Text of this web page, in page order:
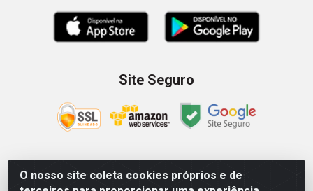
O nosso site coleta cookies próprios e de
Site Seguro
Zein Importação e Comércio LTDA - Av. Senador Queiróz, 274